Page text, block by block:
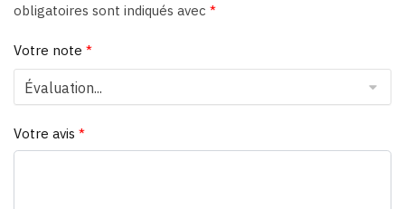
obligatoires sont indiqués avec *
Votre note *
Votre avis *